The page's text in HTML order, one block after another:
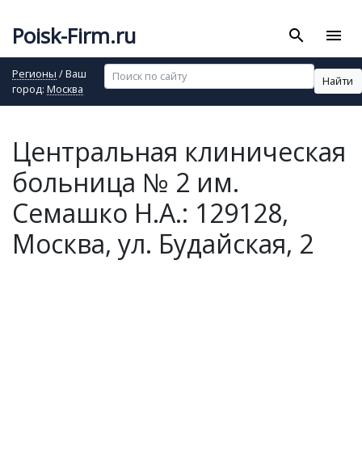
Poisk-Firm.ru search menu
Регионы / Ваш
город: Москва
Найти
Центральная клиническая
больница № 2 им.
Семашко Н.А.: 129128,
Москва, ул. Будайская, 2